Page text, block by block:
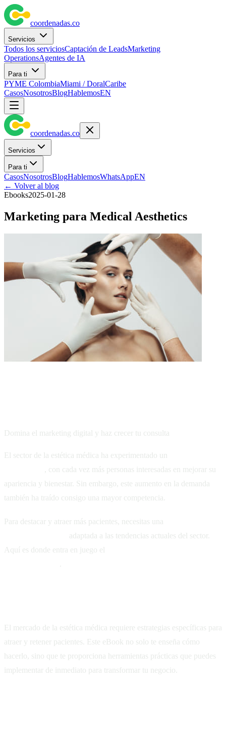
coordenadas.co
Servicios
Todos los serviciosCaptación de LeadsMarketing
OperationsAgentes de IA
Para ti
PYME ColombiaMiami / DoralCaribe
CasosNosotrosBlogHablemosEN
coordenadas.co
Servicios
Para ti
CasosNosotrosBlogHablemosWhatsAppEN
← Volver al blog
Ebooks2025-01-28
Marketing para Medical Aesthetics
Domina el marketing digital y haz crecer tu consulta
El sector de la estética médica ha experimentado un
, con cada vez más personas interesadas en mejorar su
apariencia y bienestar. Sin embargo, este aumento en la demanda
también ha traído consigo una mayor competencia.
Para destacar y atraer más pacientes, necesitas una
adaptada a las tendencias actuales del sector.
Aquí es donde entra en juego el
El mercado de la estética médica requiere estrategias específicas para
atraer y retener pacientes. Este eBook no solo te enseña cómo
hacerlo, sino que te proporciona herramientas prácticas que puedes
implementar de inmediato para transformar tu negocio.